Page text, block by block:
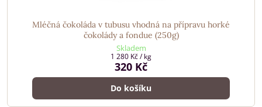
Mléčná čokoláda v tubusu vhodná na přípravu horké
čokolády a fondue (250g)
Skladem
320 Kč
1 280 Kč/ kg
Do košíku